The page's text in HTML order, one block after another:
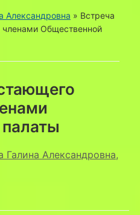
Александровна » Встреча
членами Общественной
Галина Александровна,